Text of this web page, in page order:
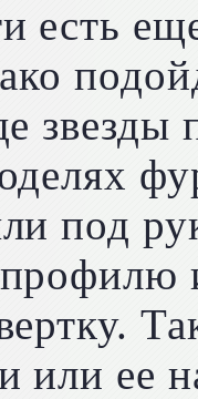
есть
звезды
под
или ее